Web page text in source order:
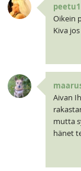
peetu1
Oikein
Kiva
Aivan
mutta
hänet